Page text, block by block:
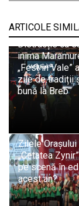
ARTICOLE
Distracție cu
inima
„Fest în Vale”
zile de tradiții
bună la Breb
Zilele
„Cetatea
pe scenă în
acest an?